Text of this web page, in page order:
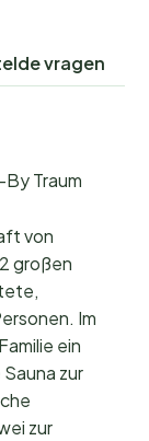
vragen
Traum
von
großen
Im
ein
zur
zur